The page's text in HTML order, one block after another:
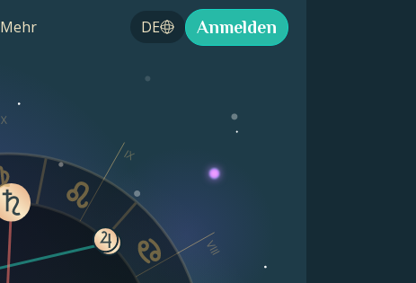
Mehr DE Anmelden
VIII
IX
X